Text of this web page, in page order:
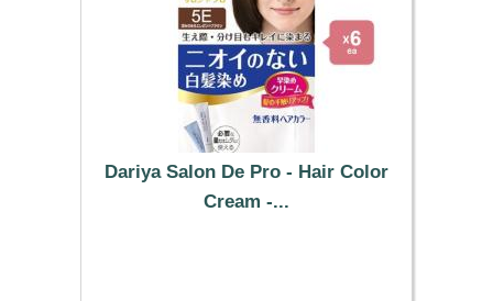
Dariya Salon De Pro - Hair Color
Cream -...